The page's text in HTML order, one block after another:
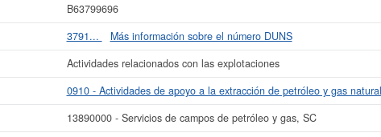
datos de la empresa ACO & GAS S.L. (EXTINGUIDA) puede
y consultar los resultados de sus años de actividad, así como los balances y
La última actualización del informe de empresa se ha realizado el 27/09/2023.
B63799696
3791...
Más información sobre el número DUNS
Actividades relacionados con las explotaciones
0910 - Actividades de apoyo a la extracción de petróleo y gas natural
13890000 - Servicios de campos de petróleo y gas, SC